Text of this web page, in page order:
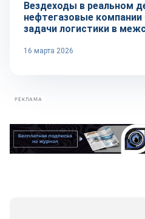
Вездеходы в реальном
нефтегазовые
задачи логистики в
16 марта 2026
РЕКЛАМА